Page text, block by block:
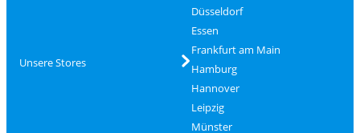
Unsere Stores
Düsseldorf
Essen
Frankfurt am Main
Hamburg
Hannover
Leipzig
Münster